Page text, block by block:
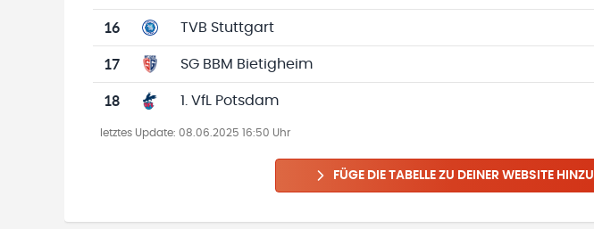
16 TVB Stuttgart
17 SG BBM Bietigheim
18 1. VfL Potsdam
letztes Update: 08.06.2025 16:50 Uhr
FÜGE DIE TABELLE ZU DEINER WEBSITE HINZU